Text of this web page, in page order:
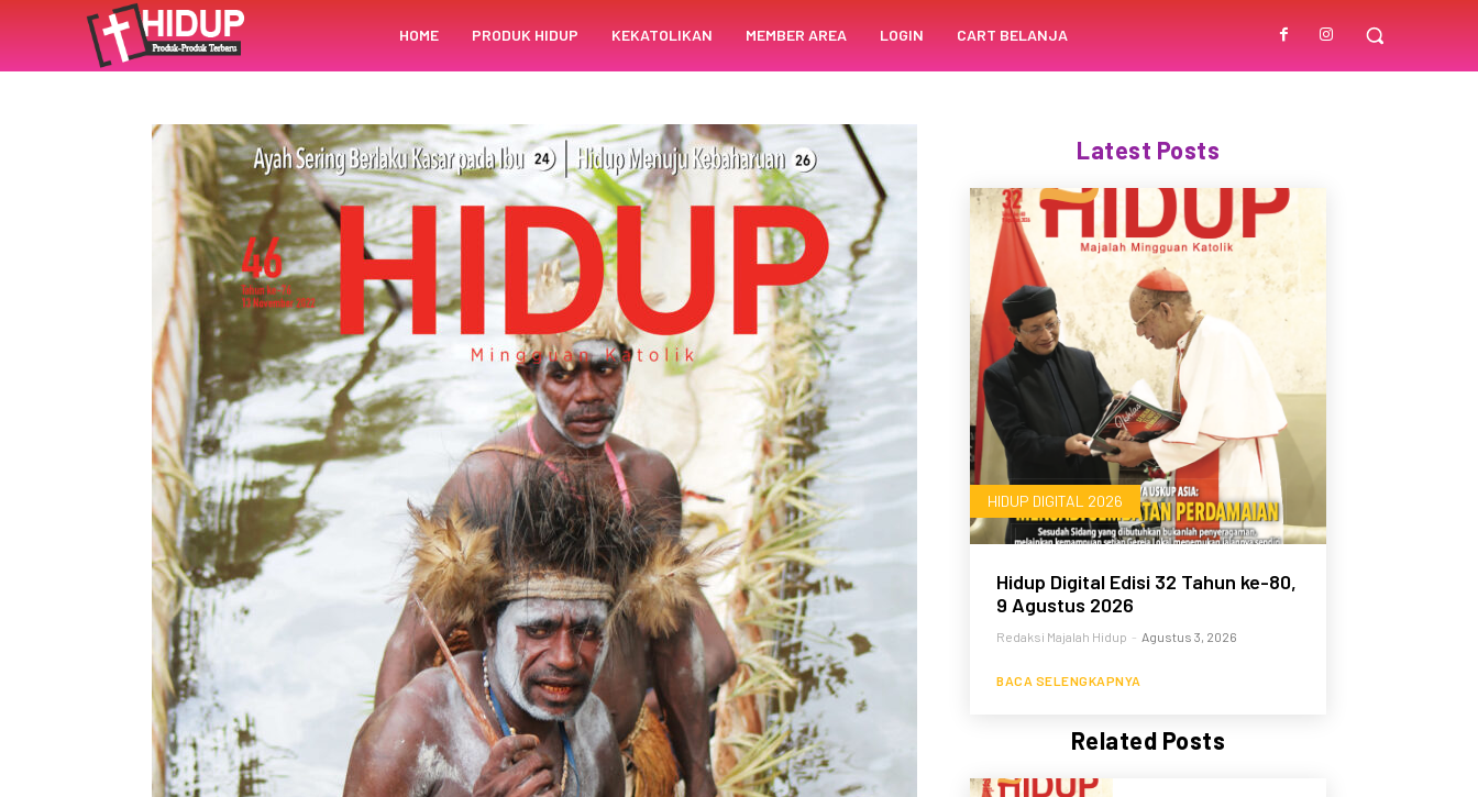
HOME PRODUK HIDUP KEKATOLIKAN MEMBER AREA LOGIN CART BELANJA
HIDUP DIGITAL HIDUP DIGITAL 2022
Latest Posts
HIDUP DIGITAL 2026
Hidup Digital Edisi 32 Tahun ke-80,
9 Agustus 2026
Redaksi Majalah Hidup - Agustus 3, 2026
BACA SELENGKAPNYA
Related Posts